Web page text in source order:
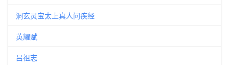
洞玄灵宝太上真人问疾经
英耀赋
吕祖志